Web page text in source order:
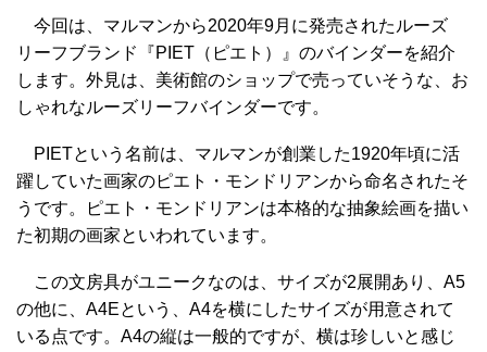
今回は、マルマンから2020年9月に発売されたルーズ
リーフブランド『PIET（ピエト）』のバインダーを紹介
します。外見は、美術館のショップで売っていそうな、お
しゃれなルーズリーフバインダーです。
PIETという名前は、マルマンが創業した1920年頃に活
躍していた画家のピエト・モンドリアンから命名されたそ
うです。ピエト・モンドリアンは本格的な抽象絵画を描い
た初期の画家といわれています。
この文房具がユニークなのは、サイズが2展開あり、A5
の他に、A4Eという、A4を横にしたサイズが用意されて
いる点です。A4の縦は一般的ですが、横は珍しいと感じ